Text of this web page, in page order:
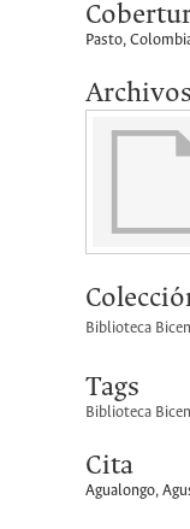
Pasto,
Archivos
Biblioteca
Tags
Biblioteca
Cita
Agualongo,